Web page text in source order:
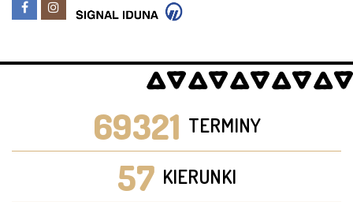
69321 TERMINY
57 KIERUNKI